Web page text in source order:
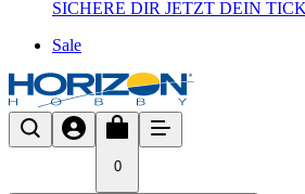
SICHERE DIR JETZT DEIN
Sale
0